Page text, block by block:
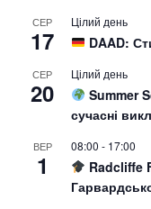
СЕР
17
Цілий день
DAAD:
СЕР
20
Цілий день
Summer
сучасні
ВЕР
1
08:00 - 17:00
Radcliffe